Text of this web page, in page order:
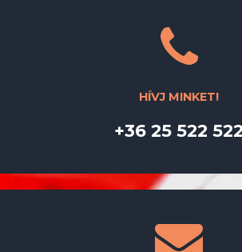
HÍVJ MINKET!
+36 25 522 522